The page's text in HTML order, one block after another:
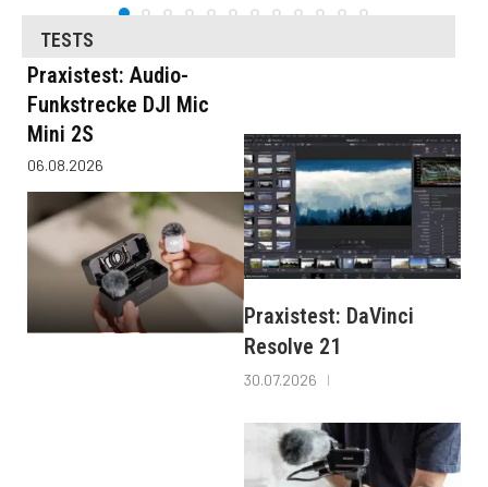
TESTS
Praxistest: Audio-
Funkstrecke DJI Mic
Mini 2S
06.08.2026
Praxistest: DaVinci
Resolve 21
30.07.2026